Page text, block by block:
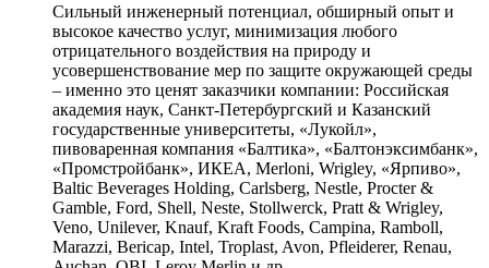
Сильный инженерный потенциал, обширный опыт и
высокое качество услуг, минимизация любого
отрицательного воздействия на природу и
усовершенствование мер по защите окружающей среды
– именно это ценят заказчики компании: Российская
академия наук, Санкт-Петербургский и Казанский
государственные университеты, «Лукойл»,
пивоваренная компания «Балтика», «Балтонэксимбанк»,
«Промстройбанк», ИКЕА, Merloni, Wrigley, «Ярпиво»,
Baltic Beverages Holding, Carlsberg, Nestle, Procter &
Gamble, Ford, Shell, Neste, Stollwerck, Pratt & Wrigley,
Veno, Unilever, Knauf, Kraft Foods, Campina, Ramboll,
Marazzi, Bericap, Intel, Troplast, Avon, Pfleiderer, Renau,